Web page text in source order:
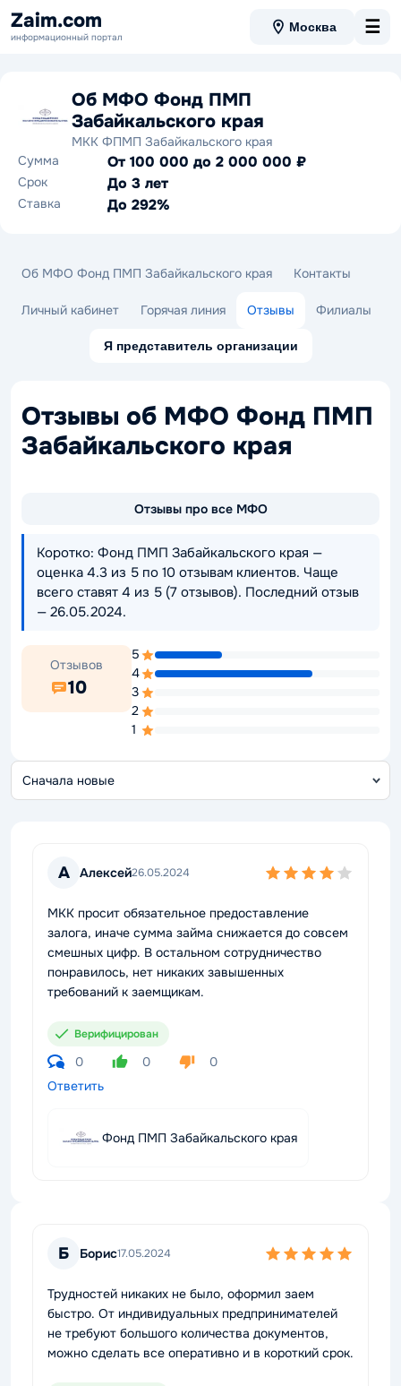
Zaim.com
информационный портал
Москва ☰
Об МФО Фонд ПМП
Забайкальского края
МКК ФПМП Забайкальского края
Сумма
От 100 000 до 2 000 000 ₽
Срок До 3 лет
Ставка До 292%
Об МФО Фонд ПМП Забайкальского края Контакты
Личный кабинет Горячая линия Отзывы Филиалы
Я представитель организации
Отзывы об МФО Фонд ПМП
Забайкальского края
Отзывы про все МФО
Коротко: Фонд ПМП Забайкальского края —
оценка 4.3 из 5 по 10 отзывам клиентов. Чаще
всего ставят 4 из 5 (7 отзывов). Последний отзыв
— 26.05.2024.
Отзывов
10
5
4
3
2
1
А Алексей26.05.2024
МКК просит обязательное предоставление
залога, иначе сумма займа снижается до совсем
смешных цифр. В остальном сотрудничество
понравилось, нет никаких завышенных
требований к заемщикам.
Верифицирован
0 0
0
Ответить
Фонд ПМП Забайкальского края
Б Борис17.05.2024
Трудностей никаких не было, оформил заем
быстро. От индивидуальных предпринимателей
не требуют большого количества документов,
можно сделать все оперативно и в короткий срок.